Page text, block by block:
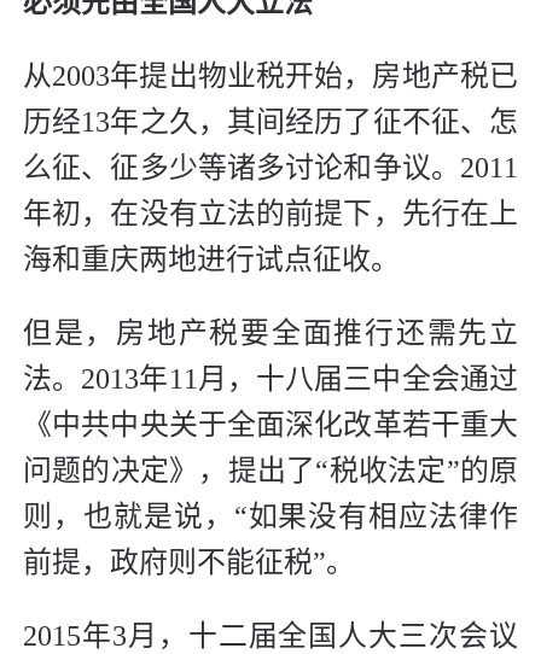
从2003年提出物业税开始，房地产税已
历经13年之久，其间经历了征不征、怎
么征、征多少等诸多讨论和争议。2011
年初，在没有立法的前提下，先行在上
海和重庆两地进行试点征收。
但是，房地产税要全面推行还需先立
法。2013年11月，十八届三中全会通过
《中共中央关于全面深化改革若干重大
问题的决定》，提出了“税收法定”的原
则，也就是说，“如果没有相应法律作
前提，政府则不能征税”。
2015年3月，十二届全国人大三次会议